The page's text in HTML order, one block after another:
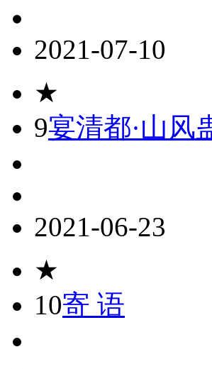
2021-07-10
★
9宴清都·山风
2021-06-23
★
10寄 语